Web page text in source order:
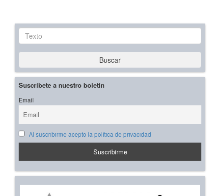
Texto
Buscar
Suscríbete a nuestro boletín
Email
Al suscribirme acepto la política de privacidad